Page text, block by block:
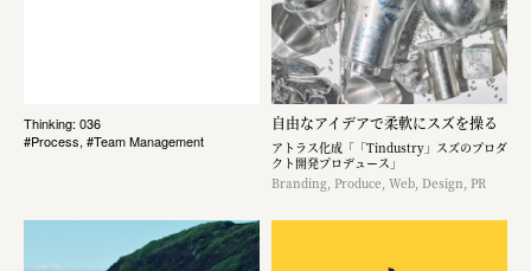
Thinking: 036
#Process, #Team Management
自由なアイデアで柔軟にスズを操る
アトラス化成「「Tindustry」スズのプロダ
クト開発プロデュース」
Branding, Produce, Web, Design, PR